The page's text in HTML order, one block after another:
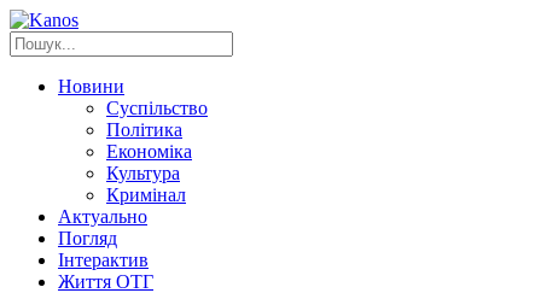
Новини
Суспільство
Політика
Економіка
Культура
Кримінал
Актуально
Погляд
Інтерактив
Життя ОТГ